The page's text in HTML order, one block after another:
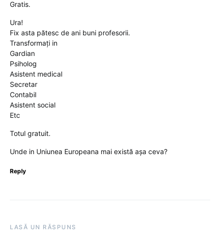
Gratis.
Ura!
Fix asta pătesc de ani buni profesorii.
Transformați in
Gardian
Psiholog
Asistent medical
Secretar
Contabil
Asistent social
Etc
Totul gratuit.
Unde in Uniunea Europeana mai există așa ceva?
Reply
LASĂ UN RĂSPUNS